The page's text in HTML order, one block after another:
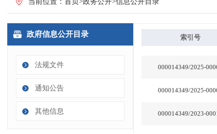
政府信息公开目录
法规文件
通知公告
其他信息